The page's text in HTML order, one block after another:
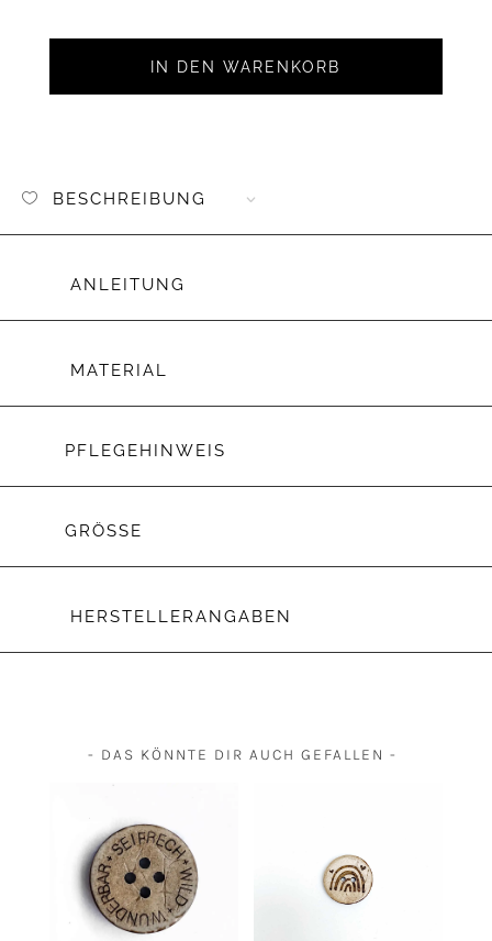
IN DEN WARENKORB
BESCHREIBUNG
ANLEITUNG
MATERIAL
PFLEGEHINWEIS
GRÖSSE
HERSTELLERANGABEN
- DAS KÖNNTE DIR AUCH GEFALLEN -